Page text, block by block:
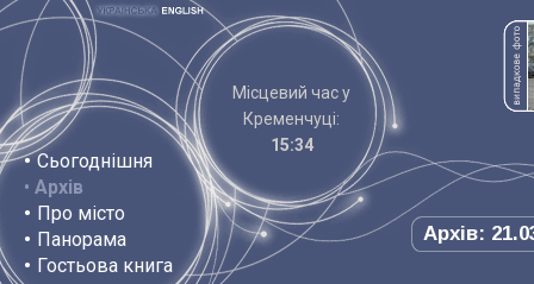
• Сьогоднішня
• Архів
• Про місто
• Панорама
• Гостьова книга
Місцевий час у
Кременчуці:
15:34
Архів: